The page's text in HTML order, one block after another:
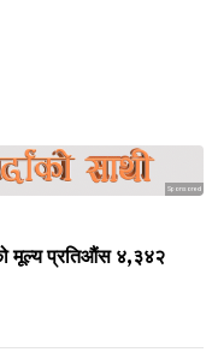
Sponsored
मूल्य प्रतिऔंस ४,३४२